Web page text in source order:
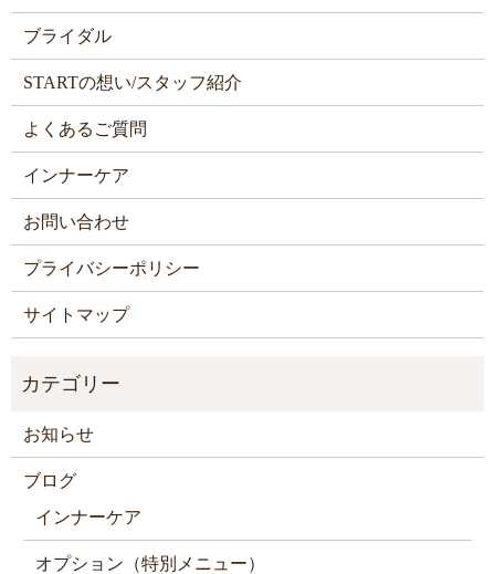
ブライダル
STARTの想い/スタッフ紹介
よくあるご質問
インナーケア
お問い合わせ
プライバシーポリシー
サイトマップ
お知らせ
ブログ
インナーケア
オプション（特別メニュー）